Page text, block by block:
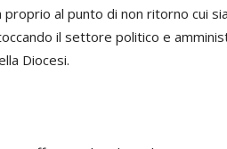
proprio al punto di non ritorno cui
il settore politico e
Diocesi.